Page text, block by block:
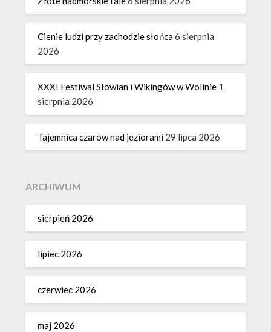
Cienie ludzi przy zachodzie słońca6 sierpnia
2026
XXXI Festiwal Słowian i Wikingów w Wolinie 1
sierpnia 2026
Tajemnica czarów nad jeziorami 29 lipca 2026
ARCHIWUM
sierpień 2026
lipiec 2026
czerwiec 2026
maj 2026